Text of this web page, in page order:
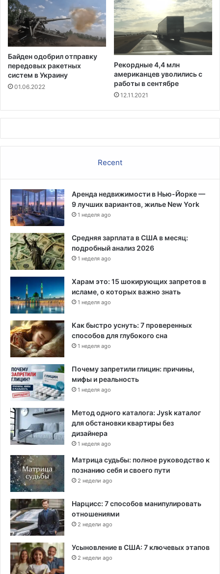
о
с
е
н
ь
ю
2
0
2
г
Байден одобрил отправку
передовых ракетных
систем в Украину
01.06.2022
Рекордные 4,4 млн
американцев уволились с
работы в сентябре
12.11.2021
Recent
Аренда недвижимости в Нью-Йорке —
9 лучших вариантов, жилье New York
1 неделя ago
Средняя зарплата в США в месяц:
подробный анализ 2026
1 неделя ago
Харам это: 15 шокирующих запретов в
исламе, о которых важно знать
1 неделя ago
Как быстро уснуть: 7 проверенных
способов для глубокого сна
1 неделя ago
Почему запретили глицин: причины,
мифы и реальность
1 неделя ago
Метод одного каталога: Jysk каталог
для обстановки квартиры без
дизайнера
1 неделя ago
Матрица судьбы: полное руководство к
познанию себя и своего пути
2 недели ago
Нарцисс: 7 способов манипулировать
отношениями
2 недели ago
Усыновление в США: 7 ключевых этапов
2 недели ago